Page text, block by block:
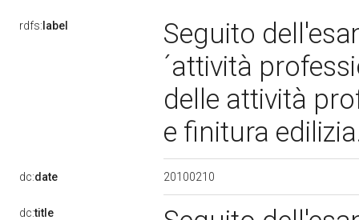
rdfs: label
Seguito
´attività
delle attività
e finitura
dc:date 20100210
dc:title